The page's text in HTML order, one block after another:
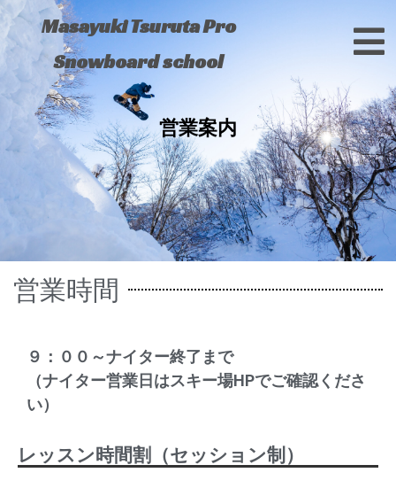
Masayuki Tsuruta Pro
Snowboard school
営業案内
営業時間
９：００～ナイター終了まで
（ナイター営業日はスキー場HPでご確認くださ
い）
レッスン時間割（セッション制）